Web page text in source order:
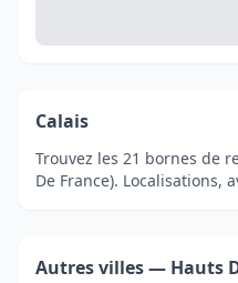
Calais
Trouvez les 21 bornes de
De France). Localisations,
Autres villes — Hauts